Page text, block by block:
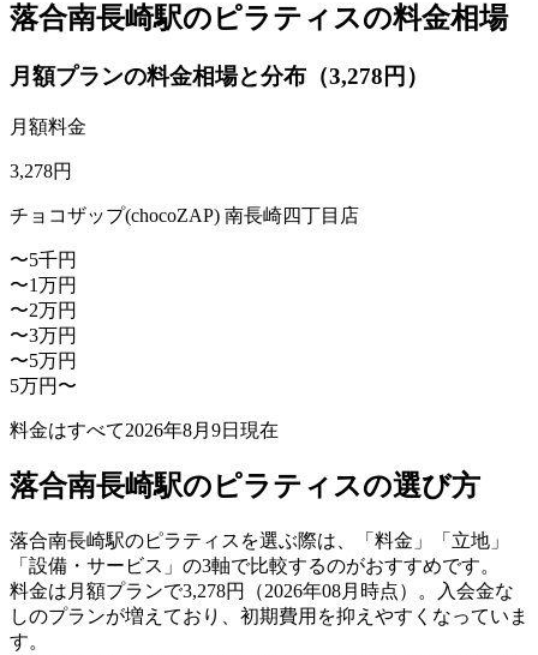
落合南長崎駅のピラティスの料金相場
月額プランの料金相場と分布（3,278円）
月額料金
3,278円
チョコザップ(chocoZAP) 南長崎四丁目店
〜5千円
〜1万円
〜2万円
〜3万円
〜5万円
5万円〜
料金はすべて2026年8月9日 現在
落合南長崎駅のピラティスの選び方
落合南長崎駅のピラティスを選ぶ際は、「料金」「立地」
「設備・サービス」の3軸で比較するのがおすすめです。
料金は月額プランで3,278円（2026年08月時点）。入会金な
しのプランが増えており、初期費用を抑えやすくなっていま
す。